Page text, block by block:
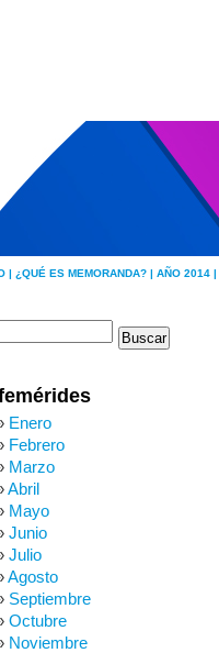
| ¿QUÉ ES MEMORANDA? | AÑO 2014 |
Enero
Febrero
Marzo
Abril
Mayo
Junio
Julio
Agosto
Septiembre
Octubre
Noviembre